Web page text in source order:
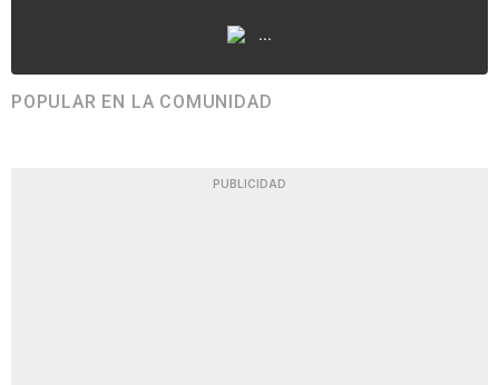
...
POPULAR EN LA COMUNIDAD
PUBLICIDAD